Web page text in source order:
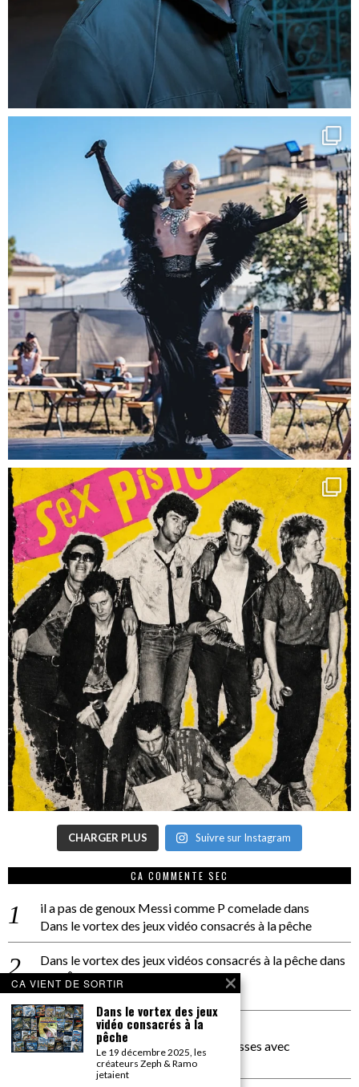
CHARGER PLUS Suivre sur Instagram
CA COMMENTE SEC
il a pas de genoux Messi comme P comeladedans
Dans le vortex des jeux vidéo consacrés à la pêche
Dans le vortex des jeux vidéos consacrés à la pêchedans
PACÔME THIELLEMENT
La séance d’Hip Gnose
La Patrie
dans
On a parlé Dolce Vita et lutte des classes avec
Bernardino Femminielli
CA VIENT DE SORTIR
Dans le vortex des jeux
vidéo consacrés à la
pêche
Le 19 décembre 2025, les
créateurs Zeph & Ramo
jetaient